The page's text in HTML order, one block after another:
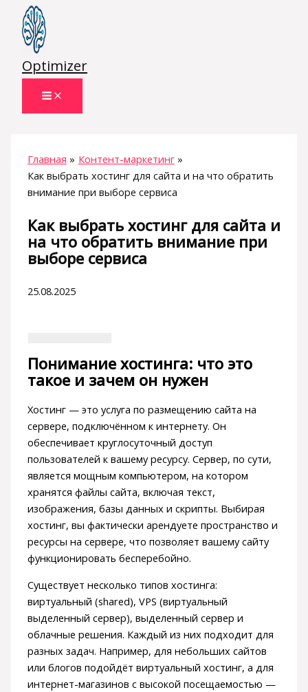
Перейти
содержимому
Optimizer
Главная
Контент-маркетинг
Как выбрать хостинг для сайта и на что обратить
внимание при выборе сервиса
Как выбрать хостинг для сайта и
на что обратить внимание при
выборе сервиса
25.08.2025
Понимание хостинга: что это
такое и зачем он нужен
Хостинг — это услуга по размещению сайта на
сервере, подключённом к интернету. Он
обеспечивает круглосуточный доступ
пользователей к вашему ресурсу. Сервер, по сути,
является мощным компьютером, на котором
хранятся файлы сайта, включая текст,
изображения, базы данных и скрипты. Выбирая
хостинг, вы фактически арендуете пространство и
ресурсы на сервере, что позволяет вашему сайту
функционировать бесперебойно.
Существует несколько типов хостинга:
виртуальный (shared), VPS (виртуальный
выделенный сервер), выделенный сервер и
облачные решения. Каждый из них подходит для
разных задач. Например, для небольших сайтов
или блогов подойдёт виртуальный хостинг, а для
интернет-магазинов с высокой посещаемостью —